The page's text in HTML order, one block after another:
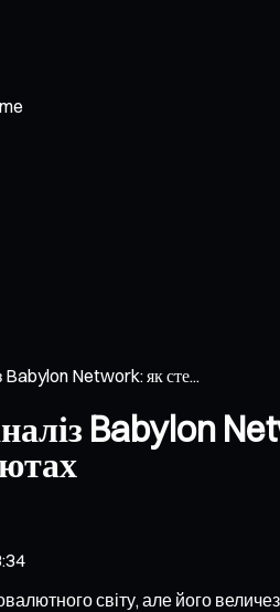
Babylon Network: як сте...
Babylon
світу, але його